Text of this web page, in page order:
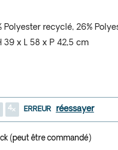
Polyester recyclé, 26%
39 x L 58 x P 42,5 cm
4 ERREUR réessayer
(peut être commandé)